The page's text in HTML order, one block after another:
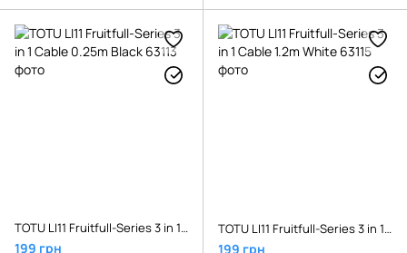
TOTU LI11 Fruitfull-Series 3 in 1 Cable 0.25m Black
199 грн
TOTU LI11 Fruitfull-Series 3 in 1 Cable 1.2m White
199 грн